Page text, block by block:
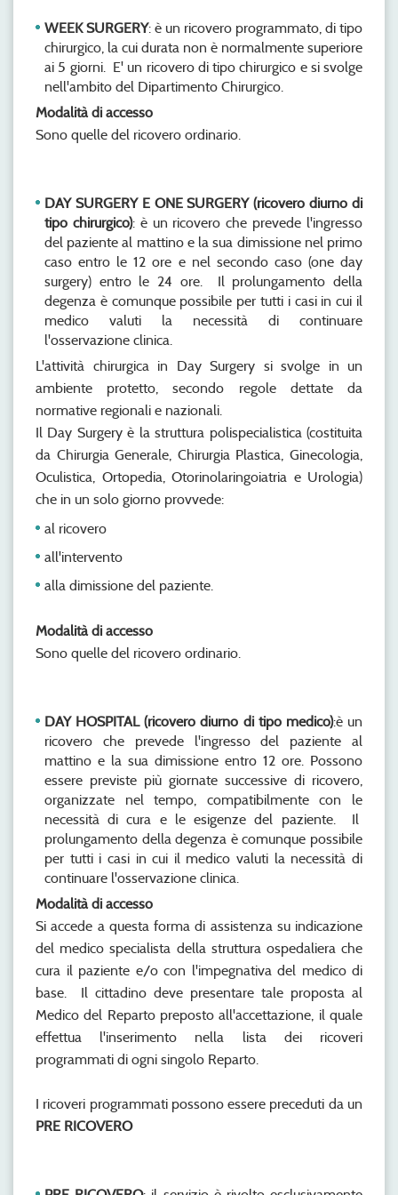
WEEK SURGERY: è un ricovero programmato, di tipo
chirurgico, la cui durata non è normalmente superiore
ai 5 giorni. E' un ricovero di tipo chirurgico e si svolge
nell'ambito del Dipartimento Chirurgico.
Modalità di accesso
Sono quelle del ricovero ordinario.
DAY SURGERY E ONE SURGERY (ricovero diurno di
tipo chirurgico): è un ricovero che prevede l'ingresso
del paziente al mattino e la sua dimissione nel primo
caso entro le 12 ore e nel secondo caso (one day
surgery) entro le 24 ore. Il prolungamento della
degenza è comunque possibile per tutti i casi in cui il
medico valuti la necessità di continuare
l'osservazione clinica.
L'attività chirurgica in Day Surgery si svolge in un
ambiente protetto, secondo regole dettate da
normative regionali e nazionali.
Il Day Surgery è la struttura polispecialistica (costituita
da Chirurgia Generale, Chirurgia Plastica, Ginecologia,
Oculistica, Ortopedia, Otorinolaringoiatria e Urologia)
che in un solo giorno provvede:
al ricovero
all'intervento
alla dimissione del paziente.
Modalità di accesso
Sono quelle del ricovero ordinario.
DAY HOSPITAL (ricovero diurno di tipo medico):è un
ricovero che prevede l'ingresso del paziente al
mattino e la sua dimissione entro 12 ore. Possono
essere previste più giornate successive di ricovero,
organizzate nel tempo, compatibilmente con le
necessità di cura e le esigenze del paziente. Il
prolungamento della degenza è comunque possibile
per tutti i casi in cui il medico valuti la necessità di
continuare l'osservazione clinica.
Modalità di accesso
Si accede a questa forma di assistenza su indicazione
del medico specialista della struttura ospedaliera che
cura il paziente e/o con l'impegnativa del medico di
base. Il cittadino deve presentare tale proposta al
Medico del Reparto preposto all'accettazione, il quale
effettua l'inserimento nella lista dei ricoveri
programmati di ogni singolo Reparto.
I ricoveri programmati possono essere preceduti da un
PRE RICOVERO